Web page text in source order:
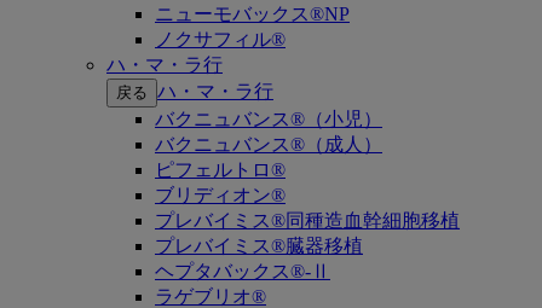
ニューモバックス®NP
ノクサフィル®
ハ・マ・ラ行
戻る ハ・マ・ラ行
バクニュバンス®（小児）
バクニュバンス®（成人）
ピフェルトロ®
ブリディオン®
プレバイミス®同種造血幹細胞移植
プレバイミス®臓器移植
ヘプタバックス®-Ⅱ
ラゲブリオ®